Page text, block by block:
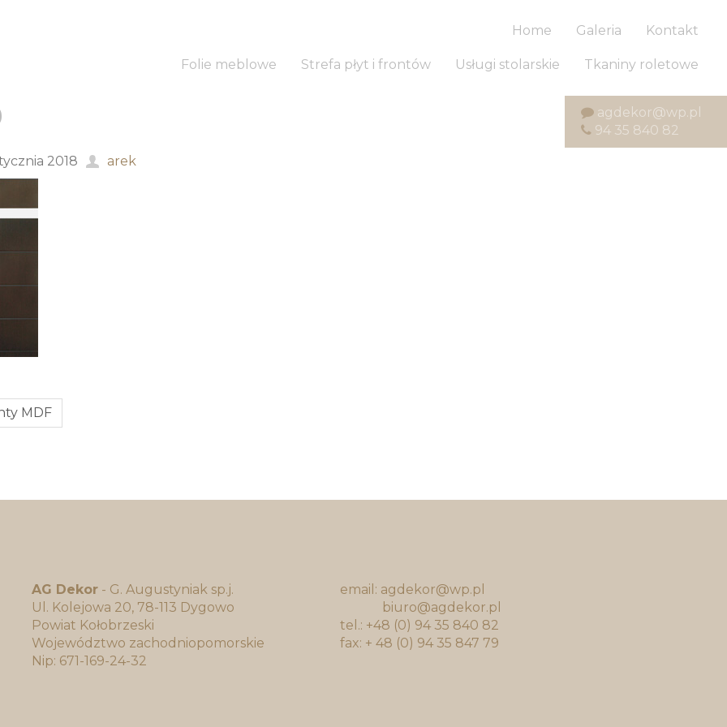
Home Galeria Kontakt
Folie meblowe Strefa płyt i frontów Usługi stolarskie Tkaniny roletowe
agdekor@wp.pl
94 35 840 82
2018 arek
MDF
AG Dekor - G. Augustyniak sp.j.
Ul. Kolejowa 20, 78-113 Dygowo
Powiat Kołobrzeski
Województwo zachodniopomorskie
Nip: 671-169-24-32
email: agdekor@wp.pl
biuro@agdekor.pl
tel.: +48 (0) 94 35 840 82
fax: + 48 (0) 94 35 847 79